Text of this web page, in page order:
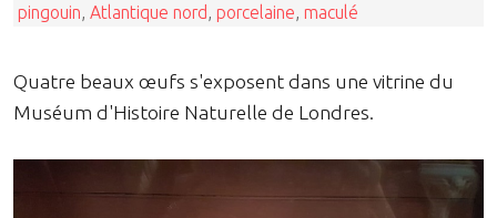
pingouin Atlantique nord porcelaine maculé
Quatre beaux œufs s'exposent dans une vitrine du
Muséum d'Histoire Naturelle de Londres.